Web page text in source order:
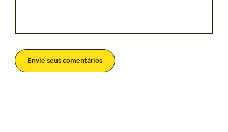
Envie seus comentários